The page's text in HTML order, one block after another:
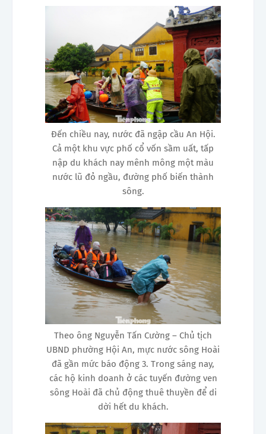
Đến chiều nay, nước đã ngập cầu An Hội.
Cả một khu vực phố cổ vốn sầm uất, tấp
nập du khách nay mênh mông một màu
nước lũ đỏ ngầu, đường phố biến thành
sông.
Theo ông Nguyễn Tấn Cường – Chủ tịch
UBND phường Hội An, mực nước sông Hoài
đã gần mức báo động 3. Trong sáng nay,
các hộ kinh doanh ở các tuyến đường ven
sông Hoài đã chủ động thuê thuyền để di
dời hết du khách.